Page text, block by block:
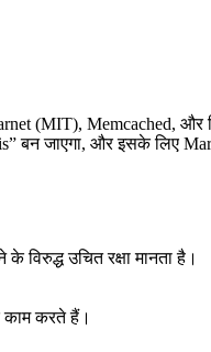
(MIT), Memcached, और
बन जाएगा, और इसके लिए
विरुद्ध उचित रक्षा मानता है।
काम करते हैं।